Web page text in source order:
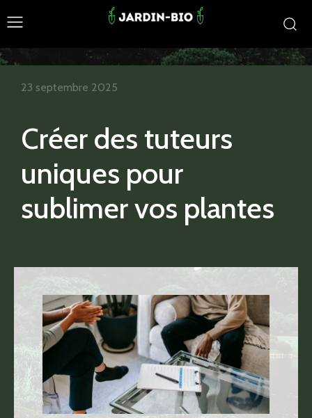
Créer des tuteurs
uniques pour
sublimer vos plantes
23 septembre 2025